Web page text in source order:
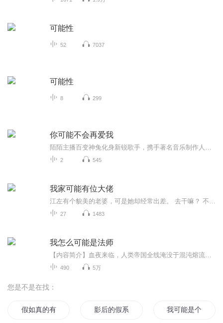
可能性
52 7037
可能性
8 299
你可能不会再爱我
2 545
我家可能有位大佬
27 1483
我怎么可能是法师
490 5万
您是不是在找：
假如真的有系统 影后的假系统 我可能是个假仙帝